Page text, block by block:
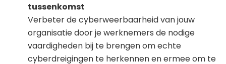
tussenkomst
Verbeter de cyberweerbaarheid van jouw
organisatie door je werknemers de nodige
vaardigheden bij te brengen om echte
cyberdreigingen te herkennen en ermee om te